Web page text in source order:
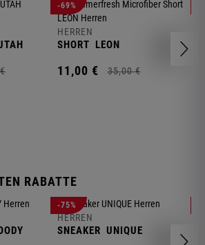
€
-69%
HERREN
SHORT LEON
11,00 € 35,00 €
RABATTE
-75%
HERREN
SNEAKER UNIQUE